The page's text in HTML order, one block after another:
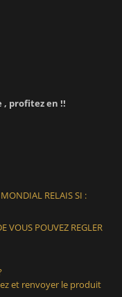
, profitez en !!
RELAIS SI :
VOUS POUVEZ REGLER
et renvoyer le produit